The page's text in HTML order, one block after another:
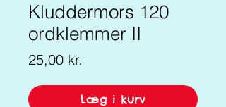
Kluddermors 120
ordklemmer II
25,00 kr.
Læg i kurv